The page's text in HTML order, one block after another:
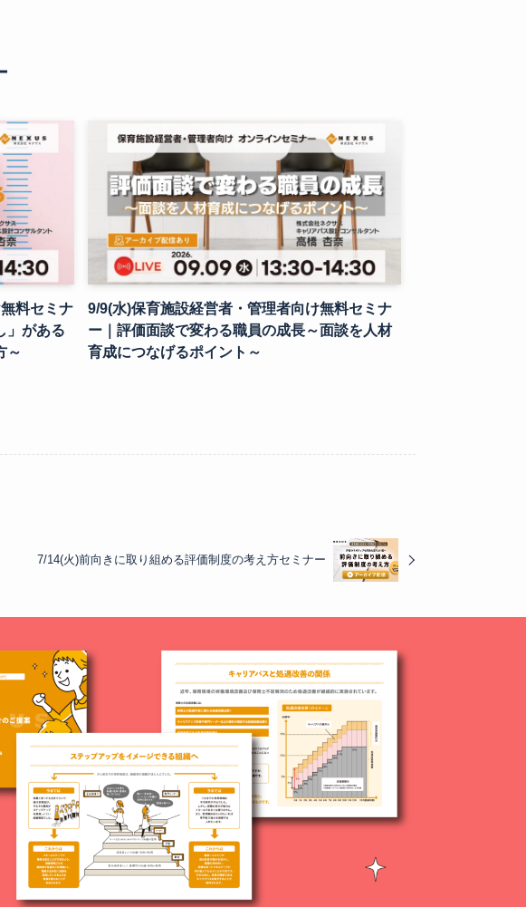
料セミナ
」がある
～
9/9(水)保育施設経営者・管理者向け無料セミナ
ー｜評価面談で変わる職員の成長～面談を人材
育成につなげるポイント～
7/14(火)前向きに取り組める評価制度の考え方セミナー